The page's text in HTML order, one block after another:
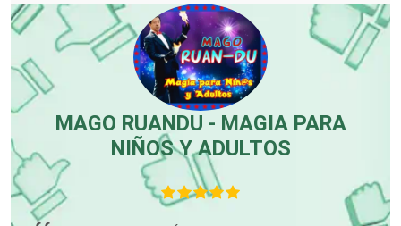
Carpinterías
Centros Comerciales
Centros de Espectáculos
MAGO RUANDU - MAGIA PARA
NIÑOS Y ADULTOS